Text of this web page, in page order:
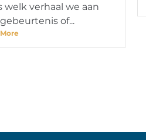
welk verhaal we aan
of...